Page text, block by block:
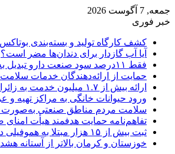
جمعه, 7 آگوست 2026
خبر فوری
کشف کارگاه تولید و بسته‌بندی بوتاکس
آیا آب گازدار برای دندان‌ها مضر است؟
فقط ۱۱‌درصد سود صنعت دارو تبدیل به نقدینگی شده است
حمایت از ارائه‌دهندگان خدمات
ارائه بیش از ۱.۷ میلیون خدمت به زائران اربعین/ استقرار پزشک خانواده در ۶۴ شهرستان
ورود حیوانات خانگی به مراکز تهیه
سلامت مردم مناطق صنعتی
تفاهم‌نامه حمایت هدفمند هیأت
ثبت بیش از ۱۵ هزار مبتلا به هموفیلی در کشور
خوزستان و کرمان بالاتر از آستانه هشدار